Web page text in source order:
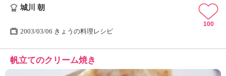
城川 朝
2003/03/06 きょうの料理レシピ
100
帆立てのクリーム焼き